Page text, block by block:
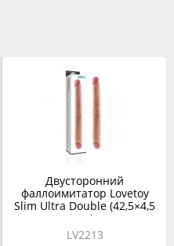
Двусторонний
фаллоимитатор Lovetoy
Slim Ultra Double (42,5×4,5
см)
LV2213